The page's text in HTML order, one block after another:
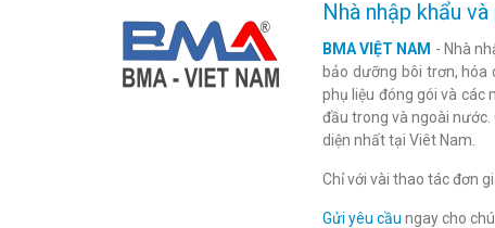
Nhà nhập khẩu
BMA VIỆT NAM - Nhà
bảo dưỡng bôi trơn, hóa
phụ liệu đóng gói và các
đầu trong và ngoài
diện nhất tại Viêt Nam.
Chỉ với vài thao tác đơn
Gửi yêu cầu ngay cho